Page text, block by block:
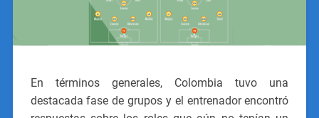
En términos generales, Colombia tuvo una
destacada fase de grupos y el entrenador encontró